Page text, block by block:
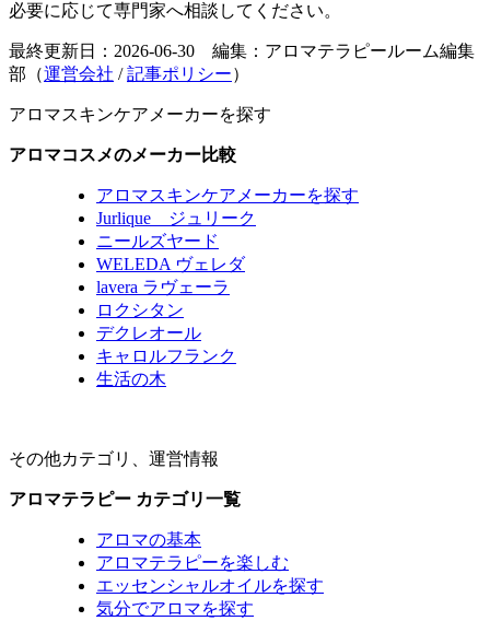
必要に応じて専門家へ相談してください。
最終更新日：2026-06-30 編集：アロマテラピールーム編集
部（運営会社 /記事ポリシー）
アロマスキンケアメーカーを探す
アロマコスメのメーカー比較
アロマスキンケアメーカーを探す
Jurlique ジュリーク
ニールズヤード
WELEDA ヴェレダ
lavera ラヴェーラ
ロクシタン
デクレオール
キャロルフランク
生活の木
その他カテゴリ、運営情報
アロマテラピー カテゴリ一覧
アロマの基本
アロマテラピーを楽しむ
エッセンシャルオイルを探す
気分でアロマを探す